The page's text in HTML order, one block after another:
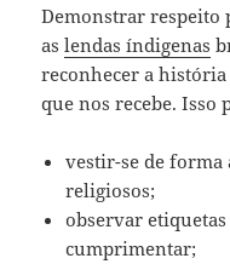
Demonstrar respeito
aslendas índigenas
reconhecer a
que nos recebe. Isso
vestir-se de forma
religiosos;
observar
cumprimentar;